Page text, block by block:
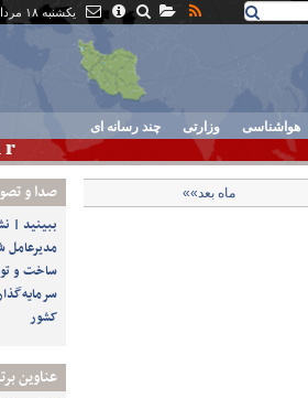
یکشنبه ۱۸ مرداد ۰۵ - ۱۳:۵۱
هواشناسی وزارتی چند رسانه ای
صدا و
ببینید |
ساخت و
کشور
عناوین
ماه بعد»»